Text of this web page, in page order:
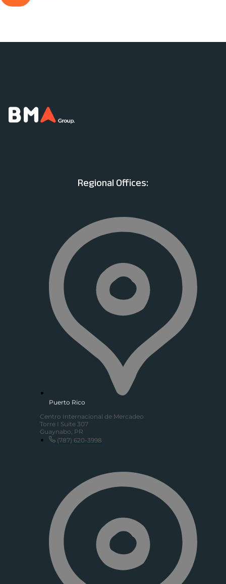
Regional Offices:
Puerto Rico
Centro Internacional de Mercadeo
Torre I Suite 307
Guaynabo, PR
(787) 620-3998